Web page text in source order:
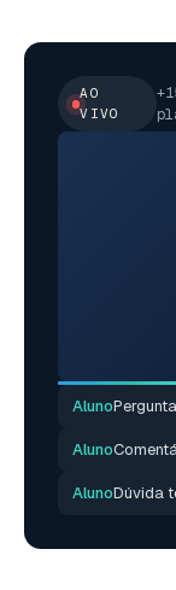
AO
VIVO
Aluno
Aluno
AlunoDúvida